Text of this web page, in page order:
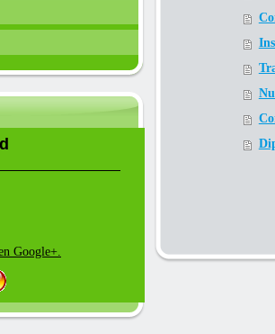
Google+.